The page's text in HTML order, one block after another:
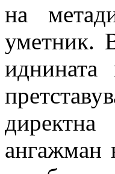
на
уметник.
иднината
ангажман